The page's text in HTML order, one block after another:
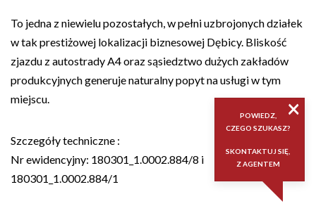
To jedna z niewielu pozostałych, w pełni uzbrojonych działek
w tak prestiżowej lokalizacji biznesowej Dębicy. Bliskość
zjazdu z autostrady A4 oraz sąsiedztwo dużych zakładów
produkcyjnych generuje naturalny popyt na usługi w tym
miejscu.
Szczegóły techniczne :
Nr ewidencyjny: 180301_1.0002.884/8 i
180301_1.0002.884/1
×
POWIEDZ,
CZEGO SZUKASZ?
SKONTAKTUJ SIĘ,
Z AGENTEM